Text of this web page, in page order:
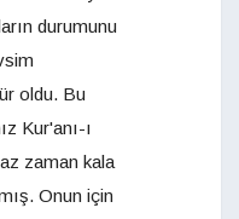
durumunu
oldu. Bu
Kur'anı-ı
zaman kala
Onun için